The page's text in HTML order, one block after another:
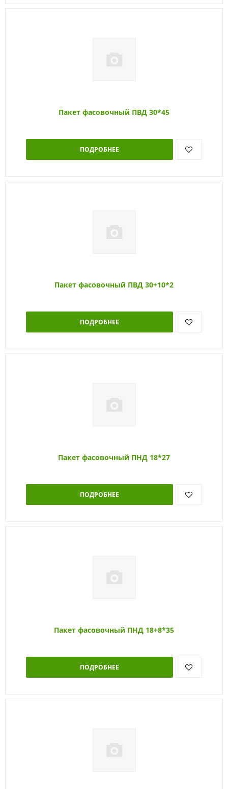
Пакет фасовочный ПВД 30*45
ПОДРОБНЕЕ
Пакет фасовочный ПВД 30+10*2
ПОДРОБНЕЕ
Пакет фасовочный ПНД 18*27
ПОДРОБНЕЕ
Пакет фасовочный ПНД 18+8*35
ПОДРОБНЕЕ